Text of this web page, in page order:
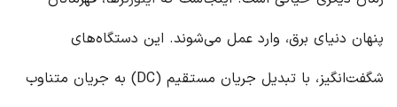
پنهان دنیای برق، وارد عمل می‌شوند. این دستگاه‌های
شگفت‌انگیز، با تبدیل جریان مستقیم (DC) به جریان متناوب